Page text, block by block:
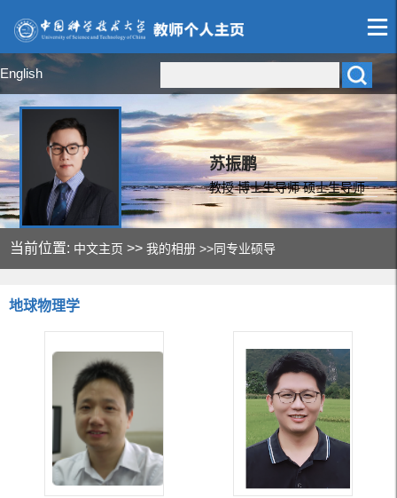
English
苏振鹏
教授 博士生导师 硕士生导师
当前位置: 中文主页 >>我的相册 >>同专业硕导
地球物理学